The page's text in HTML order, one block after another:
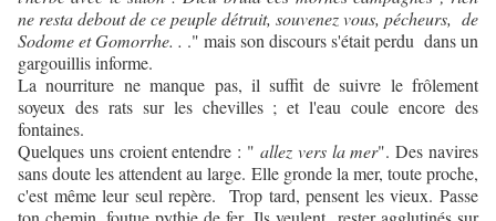
ne resta debout de ce peuple détruit, souvenez vous, pécheurs, de
Sodome et Gomorrhe. . ." mais son discours s'était perdu dans un
gargouillis informe.
La nourriture ne manque pas, il suffit de suivre le frôlement
soyeux des rats sur les chevilles ; et l'eau coule encore des
fontaines.
Quelques uns croient entendre : " allez vers la mer". Des navires
sans doute les attendent au large. Elle gronde la mer, toute proche,
c'est même leur seul repère. Trop tard, pensent les vieux. Passe